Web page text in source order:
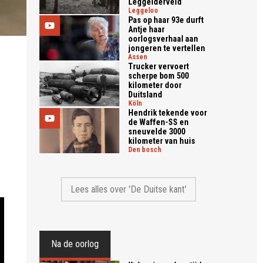
leggeloo
Pas op haar 93e durft
Antje haar
oorlogsverhaal aan
jongeren te vertellen
assen
Trucker vervoert
scherpe bom 500
kilometer door
Duitsland
köln
Hendrik tekende voor
de Waffen-SS en
sneuvelde 3000
kilometer van huis
den bosch
Lees alles over 'De Duitse kant'
Na de oorlog